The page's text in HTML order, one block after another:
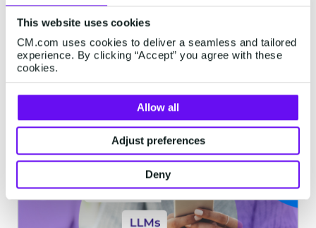
This website uses cookies
CM.com uses cookies to deliver a seamless and tailored
experience. By clicking “Accept” you agree with these
cookies.
Allow all
Adjust preferences
Deny
Conversational AI?
Obwohl Chatbots und Conversational AI
manchmal synonym verwendet werden,
sind sie nicht dasselbe. Heute gehen wir
auf den Unterschied zwischen Chatbots
und Conversational AI ein und zeigen,
welche Option für Ihr Unternehmen besser
Mar 29, 2023
CHATBOTS